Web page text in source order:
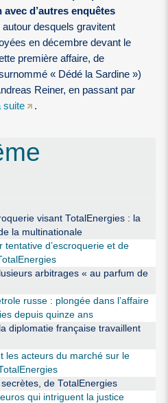
d’autres enquêtes
desquels gravitent
en décembre devant le
première affaire, de
« Dédé la Sardine »)
Reiner, en passant par
suite .
visant TotalEnergies : la
la multinationale
d’escroquerie et de
arbitrages « au parfum de
russe : plongée dans l’affaire
depuis quinze ans
diplomatie française travaillent
les acteurs du marché sur le
de TotalEnergies
qui intriguent la justice